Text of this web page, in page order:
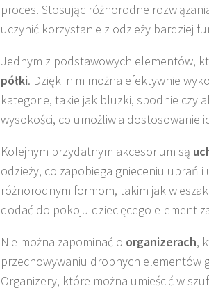
proces. Stosując różnorodne
uczynić korzystanie z odzieży bardziej
Jednym z podstawowych elementów,
półki. Dzięki nim można efektywnie
kategorie, takie jak bluzki, spodnie czy
wysokości, co umożliwia dostosowanie
Kolejnym przydatnym akcesorium są
odzieży, co zapobiega gnieceniu ubrań
różnorodnym formom, takim jak
dodać do pokoju dziecięcego element
Nie można zapominać o organizerach,
przechowywaniu drobnych elementów
Organizery, które można umieścić w